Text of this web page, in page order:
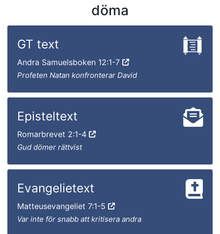
döma
GT text
Andra Samuelsboken 12:1-7
Profeten Natan konfronterar David
Episteltext
Romarbrevet 2:1-4
Gud dömer rättvist
Evangelietext
Matteusevangeliet 7:1-5
Var inte för snabb att kritisera andra